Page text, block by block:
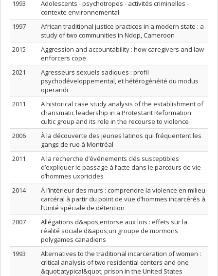
1993
Adolescents - psychotropes - activités criminelles -
contexte environnemental
1997
African traditional justice practices in a modern state : a
study of two communities in Ndop, Cameroon
2015
Aggression and accountability : how caregivers and law
enforcers cope
2021
Agresseurs sexuels sadiques : profil
psychodéveloppemental, et hétérogénéité du modus
operandi
2011
A historical case study analysis of the establishment of
charismatic leadership in a Protestant Reformation
cultic group and its role in the recourse to violence
2006
À la découverte des jeunes latinos qui fréquentent les
gangs de rue à Montréal
2011
A la recherche d’événements clés susceptibles
d’expliquer le passage à l’acte dans le parcours de vie
d’hommes uxoricides
2014
À l’intérieur des murs : comprendre la violence en milieu
carcéral à partir du point de vue d’hommes incarcérés à
l’Unité spéciale de détention
2007
Allégations d&apos;entorse aux lois : effets sur la
réalité sociale d&apos;un groupe de mormons
polygames canadiens
1993
Alternatives to the traditional incarceration of women :
critical analysis of two residential centers and one
&quot;atypical&quot; prison in the United States